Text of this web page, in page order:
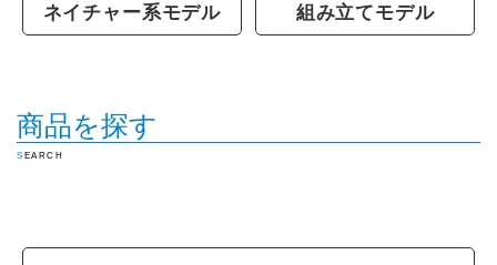
ネイチャー系モデル 組み立てモデル
商品を探す
SEARCH